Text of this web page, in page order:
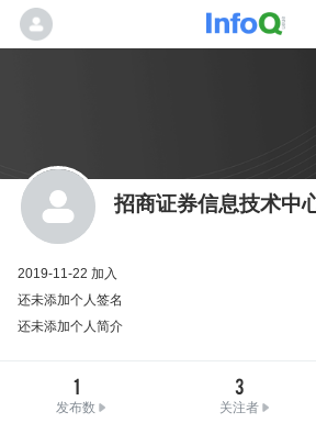
招商证券信息技术中
2019-11-22 加入
还未添加个人签名
还未添加个人简介
1
发布数
3
关注者